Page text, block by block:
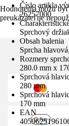
Číslo artikla
26257000
Sprchový
Obsah balenia
Sprcha
Rozmery
280.0 mm x
Sprchová
280 mm
Sprchová
170 mm
EAN
Hodnotenia môžu
preukázateľne